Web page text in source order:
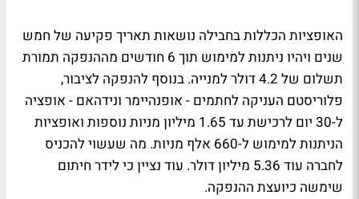
האופציות הכללות בחבילה נושאות תאריך פקיעה של חמש
שנים ויהיו ניתנות למימוש תוך 6 חודשים מההנפקה תמורת
תשלום של 4.2 דולר למנייה. בנוסף להנפקה לציבור,
פלוריסטם העניקה לחתמים - אופנהיימר ונידהאם - אופציה
ל-30 יום לרכישת עד 1.65 מיליון מניות נוספות ואופציות
הניתנות למימוש ל-660 אלף מניות. מה שעשוי להכניס
לחברה עוד 5.36 מיליון דולר. עוד נציין כי לידר חיתום
שימשה כיועצת ההנפקה.